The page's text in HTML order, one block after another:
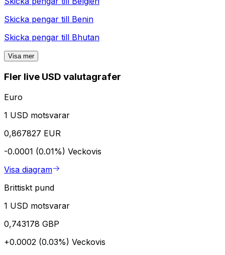
Skicka pengar till Benin
Skicka pengar till Bhutan
Visa mer
Fler live USD valutagrafer
Euro
1 USD motsvarar
0,867827 EUR
-0.0001 (0.01%) Veckovis
Visa diagram
Brittiskt pund
1 USD motsvarar
0,743178 GBP
+0.0002 (0.03%) Veckovis